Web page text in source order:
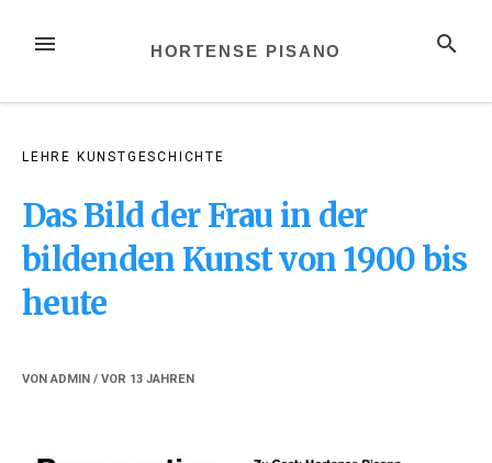
InhaltMENÜ SUCHE
HORTENSE PISANO
LEHRE KUNSTGESCHICHTE
Das Bild der Frau in der
bildenden Kunst von 1900 bis
heute
VONADMIN / VOR 13 JAHREN